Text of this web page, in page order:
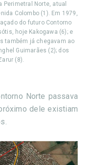
Perimetral Norte, atual
Colombo (1). Em 1979,
do futuro Contorno
hoje Kakogawa (6); e
também já chegavam ao
Guimarães (2); dos
(8).
Norte passava
dele existiam